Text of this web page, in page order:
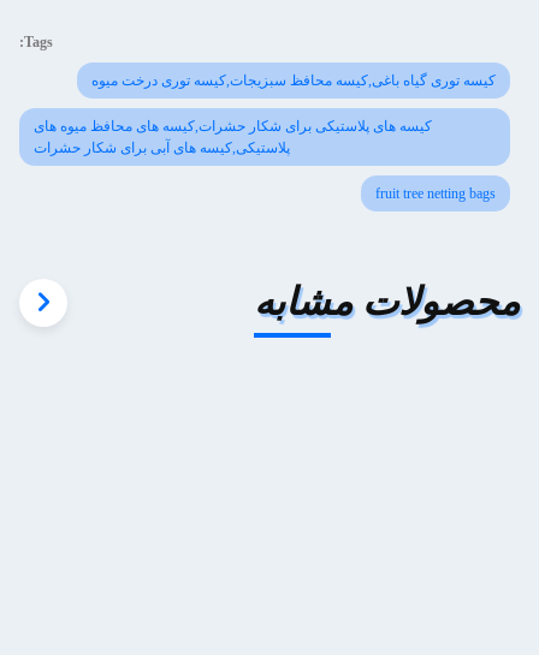
Tags:
کیسه توری گیاه باغی,کیسه محافظ سبزیجات,کیسه توری درخت میوه
کیسه های پلاستیکی برای شکار حشرات,کیسه های محافظ میوه های
پلاستیکی,کیسه های آبی برای شکار حشرات
fruit tree netting bags
محصولات مشابه